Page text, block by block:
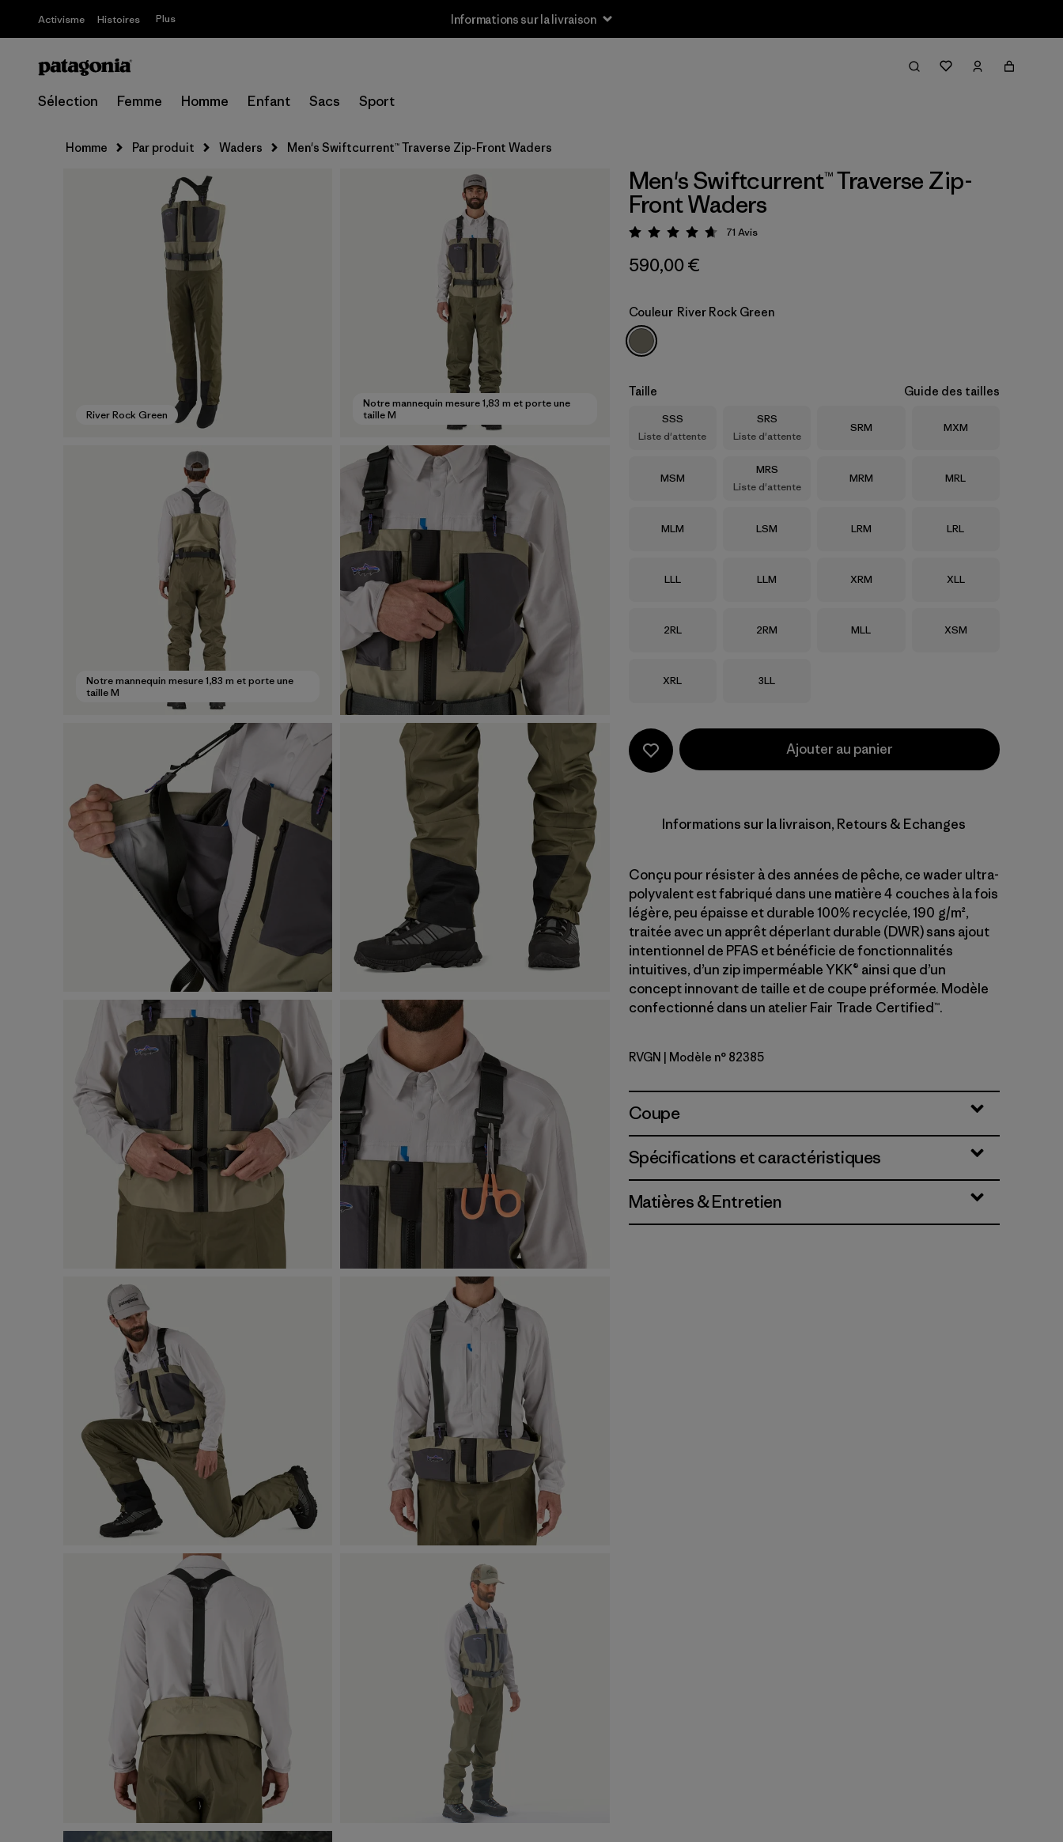
Activisme Histoires Plus Informations sur la livraison
Sélection Femme Homme Enfant Sacs Sport
Homme Par produit Waders Men's Swiftcurrent™ Traverse Zip-Front Waders
River Rock Green
Notre mannequin mesure 1,83 m et porte une
taille M
Notre mannequin mesure 1,83 m et porte une
taille M
Men's Swiftcurrent™ Traverse Zip-
Front Waders
Évaluation: 4.7 / 5
71 Avis
590,00 €
Couleur River Rock Green
Taille Guide des tailles
Taille
SSS
Liste d'attente
Taille
SRS
Liste d'attente
Taille
SRM Taille
MXM
Taille
MSM
Taille
MRS
Liste d'attente
Taille
MRM Taille
MRL
Taille
MLM Taille
LSM Taille
LRM Taille
LRL
Taille
LLL Taille
LLM Taille
XRM Taille
XLL
Taille
2RL Taille
2RM Taille
MLL Taille
XSM
Taille
XRL Taille
3LL
Ajouter au panier
Informations sur la livraison, Retours & Echanges
Conçu pour résister à des années de pêche, ce wader ultra-
polyvalent est fabriqué dans une matière 4 couches à la fois
légère, peu épaisse et durable 100% recyclée, 190 g/m²,
traitée avec un apprêt déperlant durable (DWR) sans ajout
intentionnel de PFAS et bénéficie de fonctionnalités
intuitives, d’un zip imperméable YKK® ainsi que d’un
concept innovant de taille et de coupe préformée. Modèle
confectionné dans un atelier Fair Trade Certified™.
River Rock Green
RVGN | Modèle n° 82385
Coupe
Spécifications et caractéristiques
Matières & Entretien